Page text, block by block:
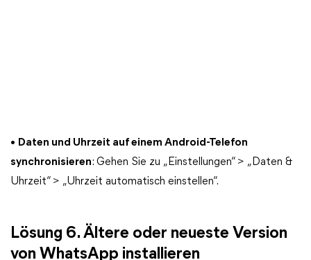
• Daten und Uhrzeit auf einem Android-Telefon
synchronisieren: Gehen Sie zu „Einstellungen“ > „Daten &
Uhrzeit“ > „Uhrzeit automatisch einstellen“.
Lösung 6. Ältere oder neueste Version
von WhatsApp installieren